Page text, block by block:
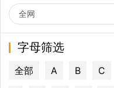
全网
字母筛选
全部 A B C